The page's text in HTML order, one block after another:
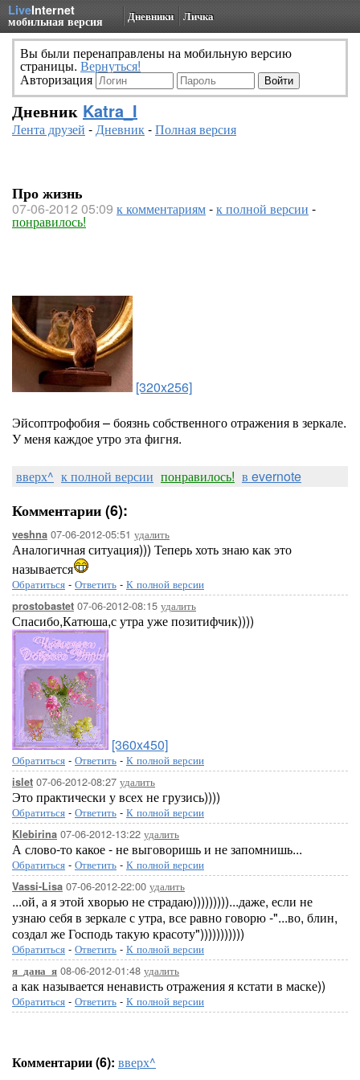
LiveInternet
мобильная версия Дневники Личка
Вы были перенаправлены на мобильную версию
страницы. Вернуться!
Авторизация
Дневник Katra_I
Лента друзей -Дневник-Полная версия
Про жизнь
07-06-2012 05:09 к комментариям-к полной версии -
понравилось!
[320x256]
Эйсоптрофобия – боязнь собственного отражения в зеркале.
У меня каждое утро эта фигня.
вверх^ к полной версии понравилось! в evernote
Комментарии (6):
veshna 07-06-2012-05:51 удалить
Аналогичная ситуация))) Теперь хоть знаю как это
называется
Обратиться - Ответить - К полной версии
prostobastet 07-06-2012-08:15 удалить
Спасибо,Катюша,с утра уже позитифчик))))
[360x450]
Обратиться - Ответить - К полной версии
islet 07-06-2012-08:27 удалить
Это практически у всех не грузись))))
Обратиться - Ответить - К полной версии
Klebirina 07-06-2012-13:22 удалить
А слово-то какое - не выговоришь и не запомнишь...
Обратиться - Ответить - К полной версии
Vassi-Lisa 07-06-2012-22:00 удалить
...ой, а я этой хворью не страдаю)))))))))...даже, если не
узнаю себя в зеркале с утра, все равно говорю -"...во, блин,
создал же Господь такую красоту")))))))))))
Обратиться - Ответить - К полной версии
я_дана_я 08-06-2012-01:48 удалить
а как называется ненависть отражения я кстати в маске))
Обратиться - Ответить - К полной версии
Комментарии (6): вверх^